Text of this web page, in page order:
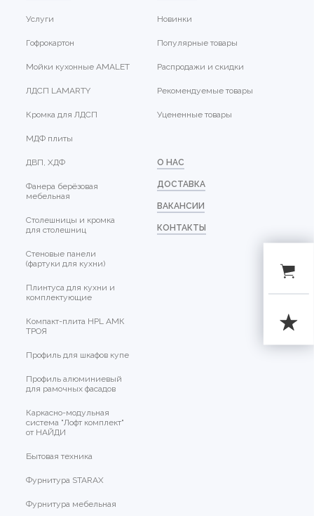
Услуги
Гофрокартон
Мойки кухонные AMALET
ЛДСП LAMARTY
Кромка для ЛДСП
МДФ плиты
ДВП, ХДФ
Фанера берёзовая
мебельная
Столешницы и кромка
для столешниц
Стеновые панели
(фартуки для кухни)
Плинтуса для кухни и
комплектующие
Компакт-плита HPL АМК
ТРОЯ
Профиль для шкафов купе
Профиль алюминиевый
для рамочных фасадов
Каркасно-модульная
система "Лофт комплект"
от НАЙДИ
Бытовая техника
Фурнитура STARAX
Фурнитура мебельная
Новинки
Популярные товары
Распродажи и скидки
Рекомендуемые товары
Уцененные товары
О НАС
ДОСТАВКА
ВАКАНСИИ
КОНТАКТЫ